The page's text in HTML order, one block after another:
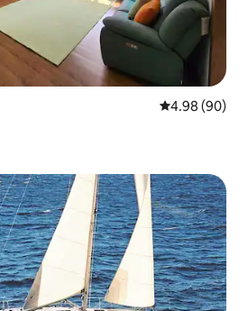
レビュー90件
4.98 (90)